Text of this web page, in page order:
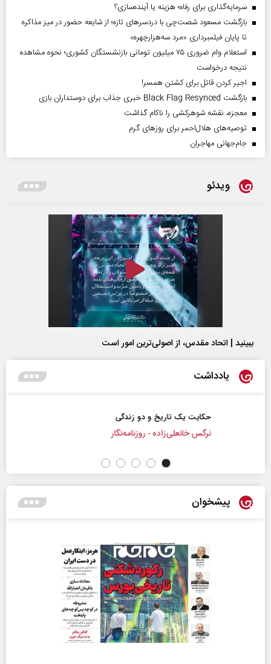
سرمایه‌گذاری برای رفاه؛ هزینه یا آینده‌سازی؟
بازگشت مسعود شصت‌چی با دردسر‌های تازه؛ از شایعه حضور در میز مذاکره
تا پایان فیلمبرداری «مرد سه‌هزارچهره»
استعلام وام ضروری ۷۵ میلیون تومانی بازنشستگان کشوری؛ نحوه مشاهده
نتیجه درخواست
اجیر کردن قاتل برای کشتن همسر!
بازگشت Black Flag Resynced خبری جذاب برای دوستداران بازی
معجزه، نقشه شوهرکشی را ناکام گذاشت
توصیه‌های هلال‌احمر برای روز‌های گرم
جام‌جهانی مهاجران
ویدئو
ببینید | اتحاد مقدس، از اصولی‌ترین امور است
یادداشت
حکایت یک تاریخ و دو زندگی
نرگس خانعلی‌زاده - روزنامه‌نگار
پیشخوان